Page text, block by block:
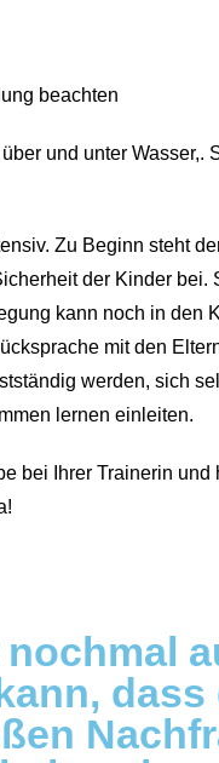
beachten
und unter Wasser,.
Zu Beginn steht
der Kinder bei.
kann noch in den
mit den
werden, sich
lernen einleiten.
bei Ihrer Trainerin und
dass